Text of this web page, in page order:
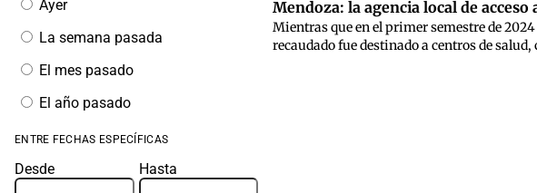
por
fecha
Ayer
La semana pasada
El mes pasado
El año pasado
ENTRE FECHAS ESPECÍFICAS
Desde Hasta
Mendoza: la agencia local de
Mientras que en el primer semestre de
recaudado fue destinado a centros de